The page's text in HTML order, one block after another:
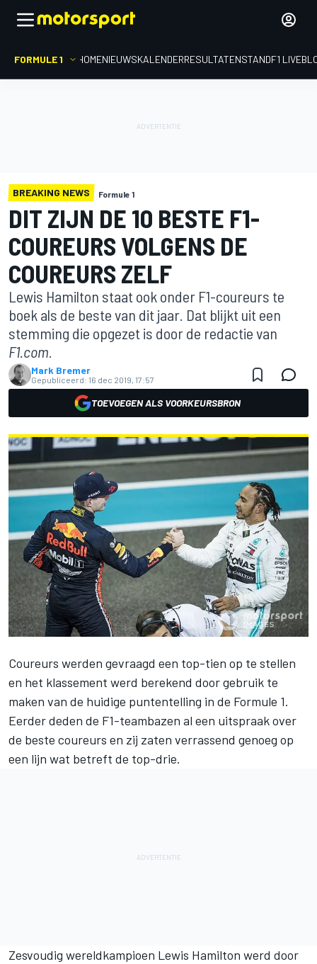
FORMULE 1 HOMENIEUWSKALENDERRESULTATENSTANDF1
BREAKING NEWS Formule 1
DIT ZIJN DE 10 BESTE F1-
COUREURS VOLGENS DE
COUREURS ZELF
Lewis Hamilton staat ook onder F1-coureurs te
boek als de beste van dit jaar. Dat blijkt uit een
stemming die opgezet is door de redactie van
F1.com
Mark Bremer
Gepubliceerd: 16 dec 2019, 17:57
TOEVOEGEN ALS VOORKEURSBRON
Coureurs werden gevraagd een top-tien op te stellen
en het klassement werd berekend door gebruik te
maken van de huidige puntentelling in de Formule 1.
Eerder deden de F1-teambazen al een uitspraak over
de beste coureurs en zij zaten verrassend genoeg op
een lijn wat betreft de top-drie.
Zesvoudig wereldkampioen Lewis Hamilton werd door